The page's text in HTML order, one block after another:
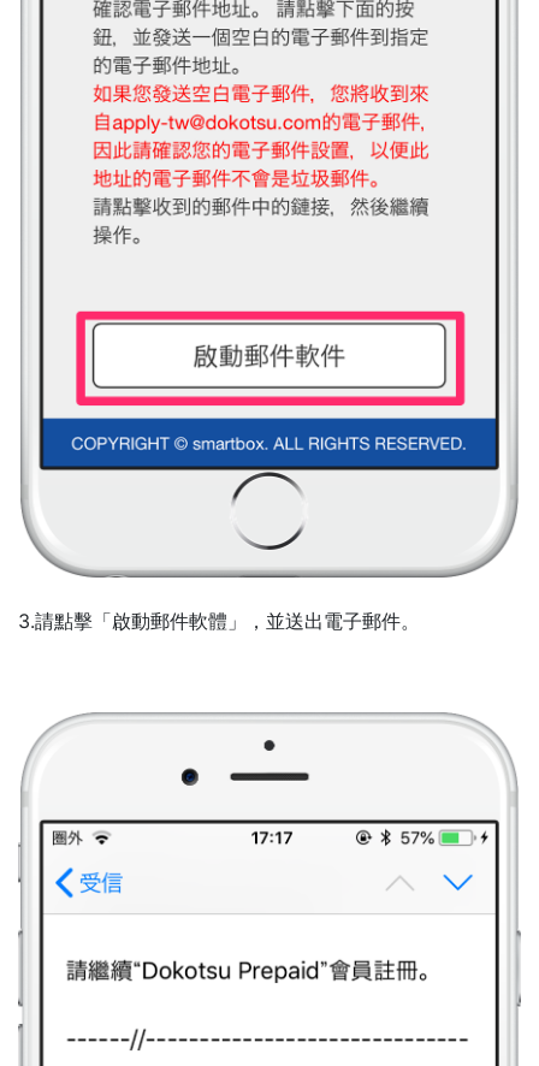
3.請點擊「啟動郵件軟體」，並送出電子郵件。